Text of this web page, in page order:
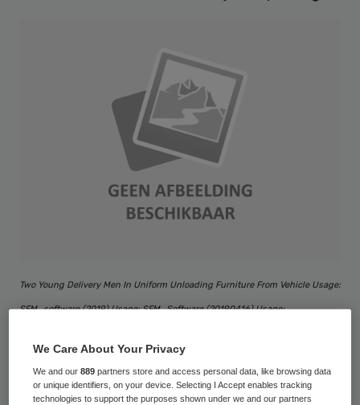
Two Young Delivery Men In Uniform Unloading Furniture From Vehicle Usage:
SFM_software (2019) Usage: SFM_Software (20190416) Usage:
De eis van de gemeenten (Assen, Midden-
We Care About Your Privacy
We and our889 partners store and access personal data, like browsing data
or unique identifiers, on your device. Selecting I Accept enables tracking
technologies to support the purposes shown under we and our partners